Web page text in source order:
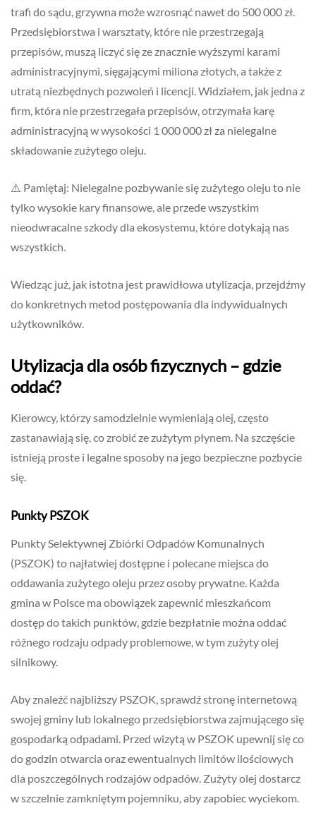
trafi do sądu, grzywna może wzrosnąć nawet do 500 000 zł.
Przedsiębiorstwa i warsztaty, które nie przestrzegają
przepisów, muszą liczyć się ze znacznie wyższymi karami
administracyjnymi, sięgającymi miliona złotych, a także z
utratą niezbędnych pozwoleń i licencji. Widziałem, jak jedna z
firm, która nie przestrzegała przepisów, otrzymała karę
administracyjną w wysokości 1 000 000 zł za nielegalne
składowanie zużytego oleju.
⚠️ Pamiętaj: Nielegalne pozbywanie się zużytego oleju to nie
tylko wysokie kary finansowe, ale przede wszystkim
nieodwracalne szkody dla ekosystemu, które dotykają nas
wszystkich.
Wiedząc już, jak istotna jest prawidłowa utylizacja, przejdźmy
do konkretnych metod postępowania dla indywidualnych
użytkowników.
Utylizacja dla osób fizycznych – gdzie
oddać?
Kierowcy, którzy samodzielnie wymieniają olej, często
zastanawiają się, co zrobić ze zużytym płynem. Na szczęście
istnieją proste i legalne sposoby na jego bezpieczne pozbycie
się.
Punkty PSZOK
Punkty Selektywnej Zbiórki Odpadów Komunalnych
(PSZOK) to najłatwiej dostępne i polecane miejsca do
oddawania zużytego oleju przez osoby prywatne. Każda
gmina w Polsce ma obowiązek zapewnić mieszkańcom
dostęp do takich punktów, gdzie bezpłatnie można oddać
różnego rodzaju odpady problemowe, w tym zużyty olej
silnikowy.
Aby znaleźć najbliższy PSZOK, sprawdź stronę internetową
swojej gminy lub lokalnego przedsiębiorstwa zajmującego się
gospodarką odpadami. Przed wizytą w PSZOK upewnij się co
do godzin otwarcia oraz ewentualnych limitów ilościowych
dla poszczególnych rodzajów odpadów. Zużyty olej dostarcz
w szczelnie zamkniętym pojemniku, aby zapobiec wyciekom.